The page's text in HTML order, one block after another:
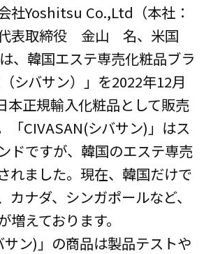
社Yoshitsu Co.,Ltd（本社：
表取締役 金山 名、米国
、韓国エステ専売化粧品ブラ
シバサン）」を2022年12月
本正規輸入化粧品として販売
「CIVASAN(シバサン)」はス
ドですが、韓国のエステ専売
れました。現在、韓国だけで
カナダ、シンガポールなど、
えております。
サン)」の商品は製品テストや